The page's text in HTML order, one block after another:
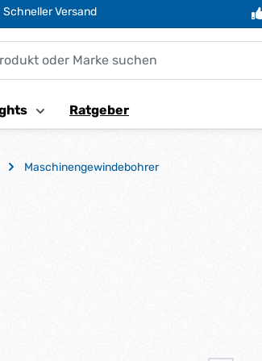
Schneller Versand
Ratgeber
Maschinengewindebohrer